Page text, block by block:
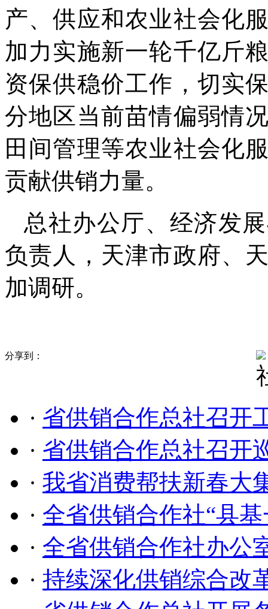
产、供应和农业社会化
加力实施新一轮千亿斤
资保供稳价工作，切实
分地区当前苗情偏弱情
田间管理等农业社会化
贡献供销力量。
总社办公厅、经济发
负责人，天津市政府、
加调研。
分享到：
· 省供销合作总社召开
· 省供销合作总社召开
· 我省消费帮扶新春大
· 全省供销合作社“县
· 全省供销合作社办公
· 持续深化供销综合改